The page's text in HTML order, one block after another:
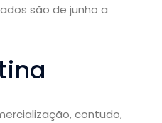
são de junho a
contudo,